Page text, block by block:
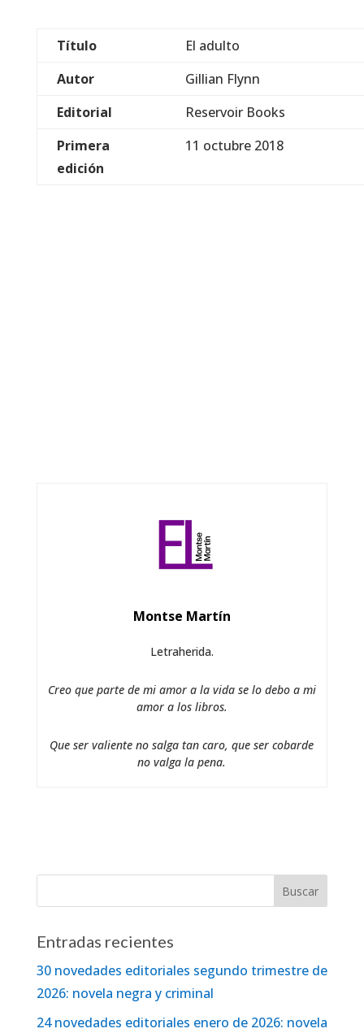
Título
El adulto
Autor
Gillian Flynn
Editorial
Reservoir Books
Primera
edición
11 octubre 2018
Montse Martín
Letraherida.
Creo que parte de mi amor a la vida se lo debo a mi
amor a los libros.
Que ser valiente no salga tan caro, que ser cobarde
no valga la pena.
Entradas recientes
30 novedades editoriales segundo trimestre de
2026: novela negra y criminal
24 novedades editoriales enero de 2026: novela